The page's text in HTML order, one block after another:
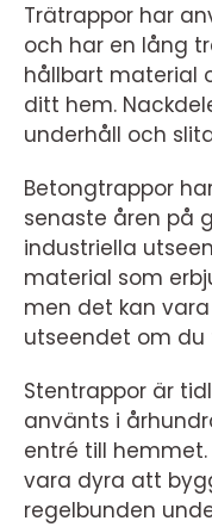
Trätrappor har
och har en lång
hållbart material
ditt hem.
underhåll och
Betongtrappor
senaste åren på
industriella
material som
men det kan
utseendet om
Stentrappor är
använts i
entré till
vara dyra att
regelbunden